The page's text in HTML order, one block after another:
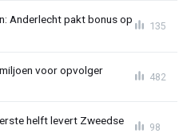
Anderlecht pakt bonus op
135
voor opvolger
482
helft levert Zweedse
98